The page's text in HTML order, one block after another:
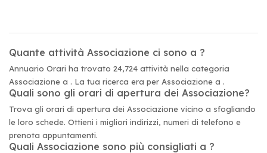
Quante attività Associazione ci sono a ?
Annuario Orari ha trovato 24,724 attività nella categoria
Associazione a . La tua ricerca era per Associazione a .
Quali sono gli orari di apertura dei Associazione?
Trova gli orari di apertura dei Associazione vicino a sfogliando
le loro schede. Ottieni i migliori indirizzi, numeri di telefono e
prenota appuntamenti.
Quali Associazione sono più consigliati a ?